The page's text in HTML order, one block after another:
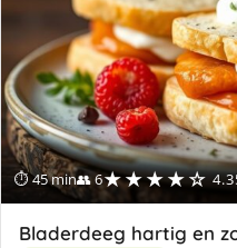
⏱ 45 min👥 6★★★★☆
Bladerdeeg hartig en